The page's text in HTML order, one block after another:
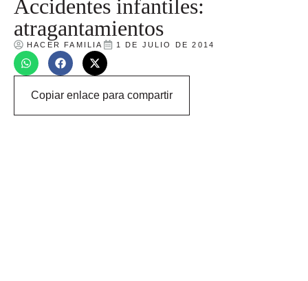
Accidentes infantiles:
atragantamientos
HACER FAMILIA 1 DE JULIO DE 2014
Copiar enlace para compartir